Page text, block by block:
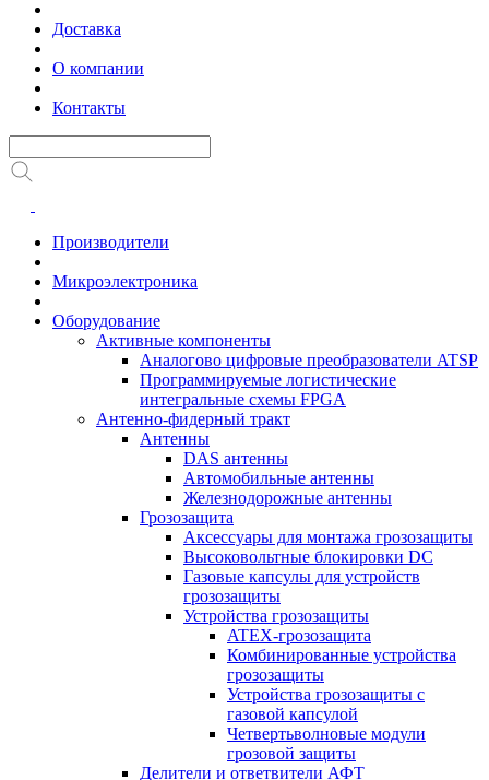
Доставка
О компании
Контакты
Производители
Микроэлектроника
Оборудование
Активные компоненты
Аналогово цифровые преобразователи ATSP
Программируемые логистические
интегральные схемы FPGA
Антенно-фидерный тракт
Антенны
DAS антенны
Автомобильные антенны
Железнодорожные антенны
Грозозащита
Аксессуары для монтажа грозозащиты
Высоковольтные блокировки DC
Газовые капсулы для устройств
грозозащиты
Устройства грозозащиты
ATEX-грозозащита
Комбинированные устройства
грозозащиты
Устройства грозозащиты с
газовой капсулой
Четвертьволновые модули
грозовой защиты
Делители и ответвители АФТ